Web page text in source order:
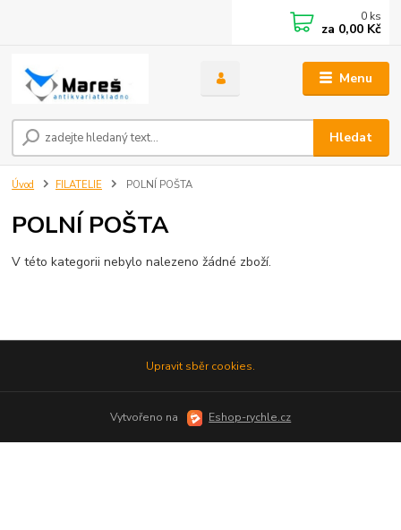
Menu
Hledat
0 ks
za 0,00 Kč
Úvod FILATELIE POLNÍ POŠTA
POLNÍ POŠTA
V této kategorii nebylo nalezeno žádné zboží.
Upravit sběr cookies.
Vytvořeno na Eshop-rychle.cz